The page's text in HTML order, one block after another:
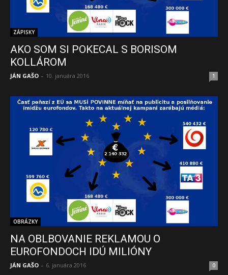
ZÁPISKY
AKO SOM SI POKECAL S BORISOM
KOLLÁROM
JÁN GAŠO - 10. januára 2016 1
OBRÁZKY
NA OBLBOVANIE REKLAMOU O
EUROFONDOCH IDÚ MILIÓNY
JÁN GAŠO - 6. januára 2016 0